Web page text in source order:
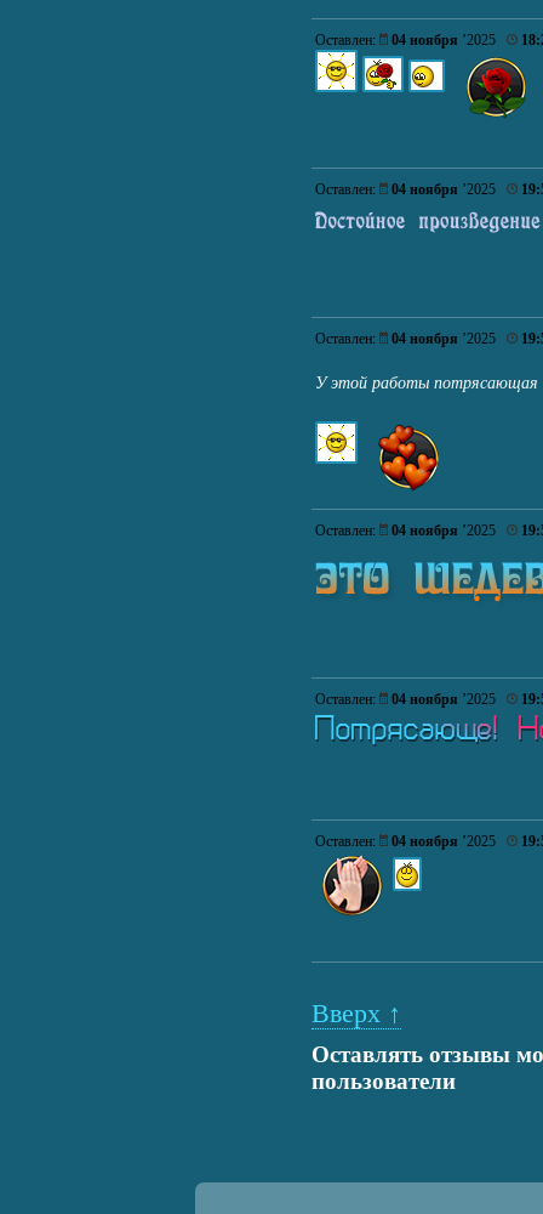
Оставлен: 04 ноября ’2025
Оставлен: 04 ноября ’2025
Оставлен: 04 ноября ’2025
У этой работы
Оставлен: 04 ноября ’2025
Оставлен: 04 ноября ’2025
Оставлен: 04 ноября ’2025
Вверх ↑
Оставлять отзывы
пользователи